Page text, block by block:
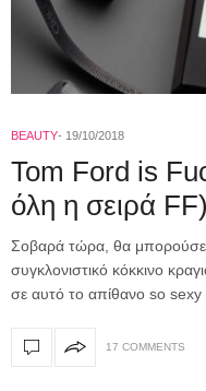
BEAUTY 19/10/2018
Tom Ford is
όλη η σειρά FF)
Σοβαρά τώρα, θα μπορούσε
συγκλονιστικό κόκκινο
σε αυτό το απίθανο so
17 COMMENTS